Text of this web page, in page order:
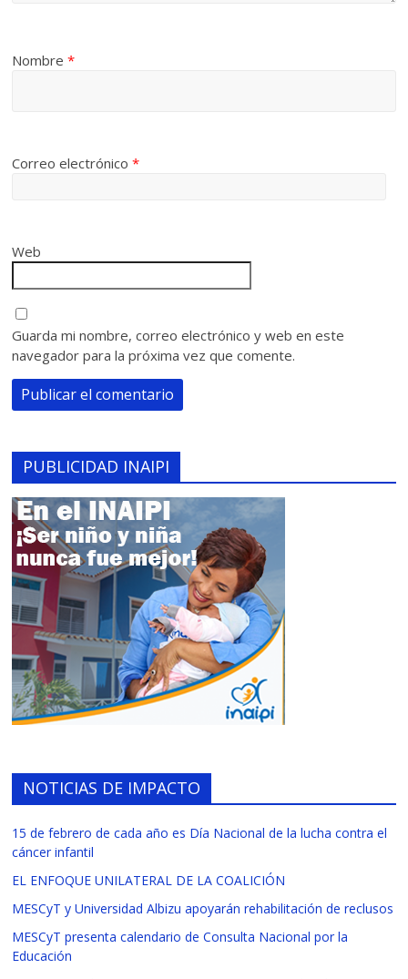
Nombre*
Correo electrónico*
Web
Guarda mi nombre, correo electrónico y web en este
navegador para la próxima vez que comente.
PUBLICIDAD INAIPI
NOTICIAS DE IMPACTO
15 de febrero de cada año es Día Nacional de la lucha contra el
cáncer infantil
EL ENFOQUE UNILATERAL DE LA COALICIÓN
MESCyT y Universidad Albizu apoyarán rehabilitación de reclusos
MESCyT presenta calendario de Consulta Nacional por la
Educación